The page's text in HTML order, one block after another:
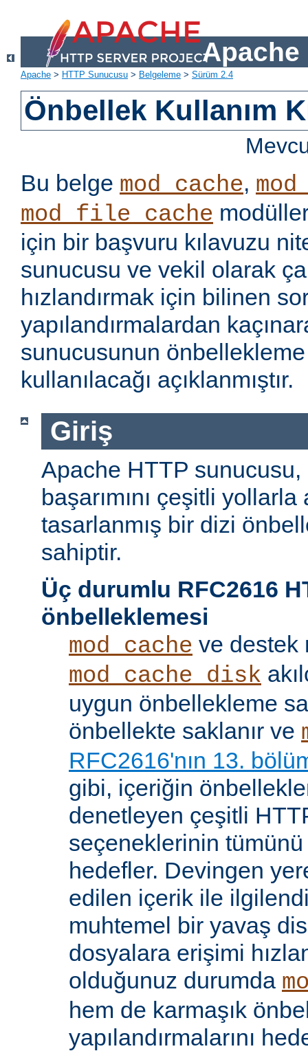
Apache
Apache > HTTP Sunucusu > Belgeleme > Sürüm 2.4
Önbellek Kullanım
Bu belge mod_cache,
mod_file_cache
için bir başvuru kılavuzu
sunucusu ve vekil olarak
hızlandırmak için bilinen
yapılandırmalardan
sunucusunun
kullanılacağı açıklanmıştır.
Giriş
Apache HTTP
başarımını çeşitli
tasarlanmış bir dizi
sahiptir.
Üç durumlu RFC2616
önbelleklemesi
mod_cache ve destek
mod_cache_disk
uygun önbellekleme
önbellekte saklanır ve
RFC2616'nın 13.
gibi, içeriğin
denetleyen çeşitli
seçeneklerinin tümünü
hedefler. Devingen
edilen içerik ile
muhtemel bir yavaş
dosyalara erişimi
olduğunuz durumda
hem de karmaşık
yapılandırmalarını